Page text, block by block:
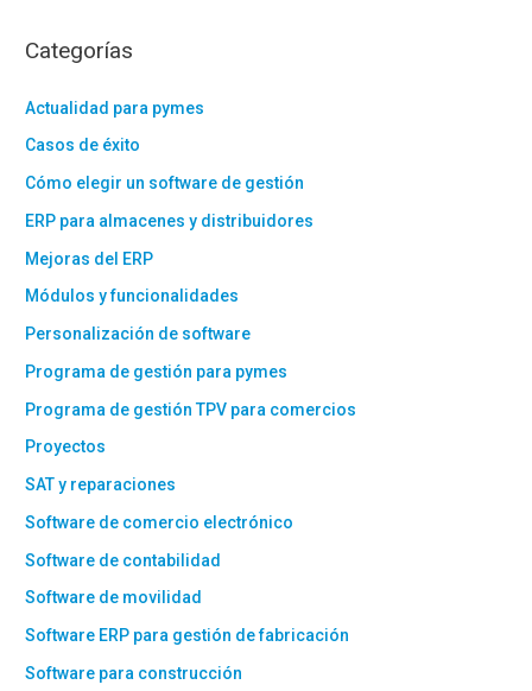
Categorías
Actualidad para pymes
Casos de éxito
Cómo elegir un software de gestión
ERP para almacenes y distribuidores
Mejoras del ERP
Módulos y funcionalidades
Personalización de software
Programa de gestión para pymes
Programa de gestión TPV para comercios
Proyectos
SAT y reparaciones
Software de comercio electrónico
Software de contabilidad
Software de movilidad
Software ERP para gestión de fabricación
Software para construcción